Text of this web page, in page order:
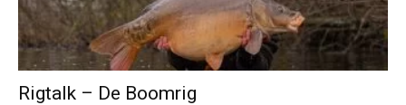
Rigtalk – De Boomrig